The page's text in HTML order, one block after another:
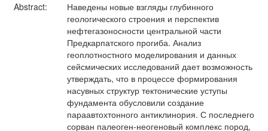
Abstract:
Наведены новые взгляды глубинного
геологического строения и перспектив
нефтегазоносности центральной части
Предкарпатского прогиба. Анализ
геоплотностного моделирования и данных
сейсмических исследований дает возможность
утверждать, что в процессе формирования
насувных структур тектонические уступы
фундамента обусловили создание
параавтохтонного антиклинория. С последнего
сорван палеоген-неогеновый комплекс пород,